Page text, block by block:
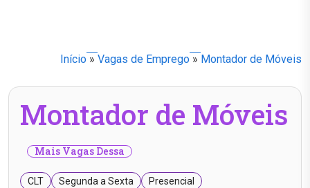
Início » Vagas de Emprego » Montador de Móveis
Montador de Móveis
Mais Vagas Dessa
CLT Segunda a Sexta Presencial